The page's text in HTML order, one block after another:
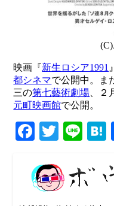
映画『新生ロシア1991
都シネマで公開中。ま
三の第七藝術劇場 、
元町映画館で公開。
Facebook
Twitter